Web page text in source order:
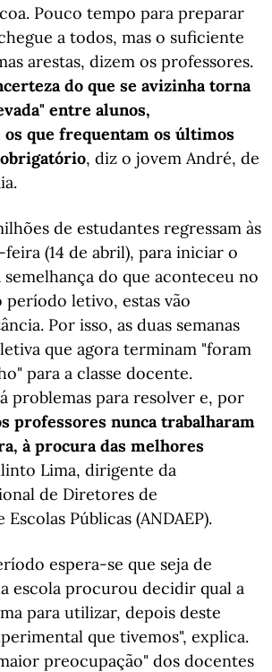
Pouco tempo para preparar
a todos, mas o suficiente
arestas, dizem os professores.
do que se avizinha torna
entre alunos,
que frequentam os últimos
, diz o jovem André, de
de estudantes regressam às
(14 de abril), para iniciar o
semelhança do que aconteceu no
período letivo, estas vão
Por isso, as duas semanas
que agora terminam "foram
para a classe docente.
problemas para resolver e, por
professores nunca trabalharam
à procura das melhores
Lima, dirigente da
de Diretores de
Públicas (ANDAEP).
espera-se que seja de
escola procurou decidir qual a
para utilizar, depois deste
que tivemos", explica.
preocupação" dos docentes